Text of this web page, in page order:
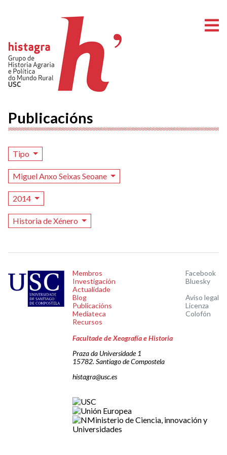
Publicacións
Tipo
Miguel Anxo Seixas Seoane
2014
Historia de Xénero
Membros
Investigación
Actualidade
Blog
Publicacións
Mediateca
Recursos
Facebook
Bluesky
Aviso legal
Licenza
Colofón
Facultade de Xeografía e Historia
Praza da Universidade 1
15782. Santiago de Compostela
histagra@usc.es